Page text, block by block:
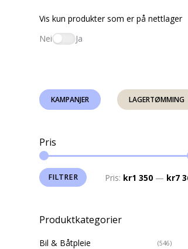
KAMPANJER LAGERTØMMING
Pris
FILTRER Pris: kr1 350 — kr7
Produktkategorier
Bil & Båtpleie (546)
Vis kun produkter som er på nettlager
Nei
Ja